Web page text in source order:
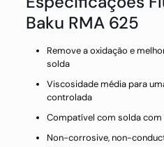
Baku RMA 625
Remove a oxidação e
solda
Viscosidade média para
controlada
Compatível com solda
Non-corrosive, non-